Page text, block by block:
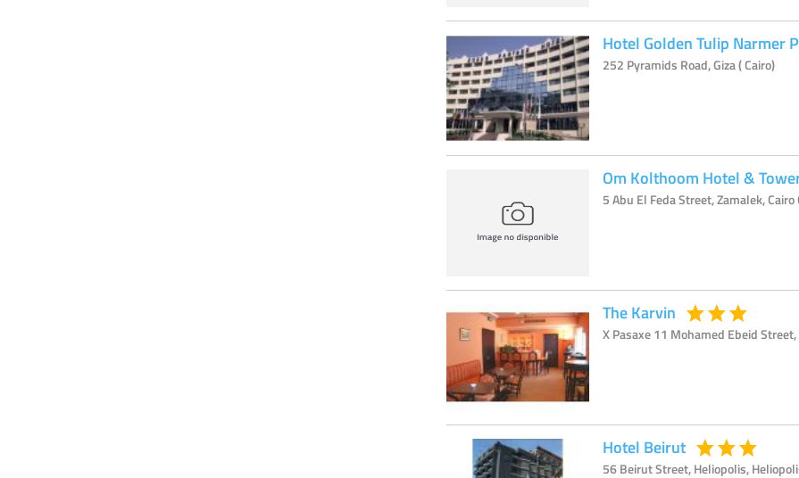
Hotel Golden Tulip Narmer
252 Pyramids Road, Giza ( Cairo)
Om Kolthoom Hotel &
5 Abu El Feda Street, Zamalek, Cairo
The Karvin
X Pasaxe 11 Mohamed Ebeid
Hotel Beirut
56 Beirut Street, Heliopolis,